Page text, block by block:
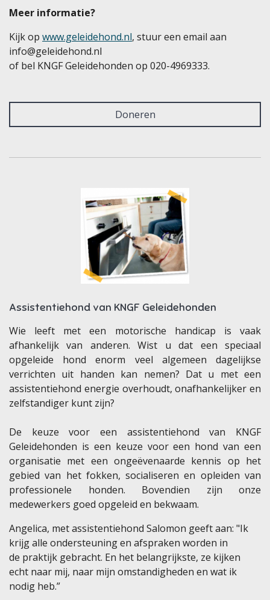
Meer informatie?
Kijk op www.geleidehond.nl, stuur een email aan
info@geleidehond.nl
of bel KNGF Geleidehonden op 020-4969333.
Doneren
Assistentiehond van KNGF Geleidehonden
Wie leeft met een motorische handicap is vaak
afhankelijk van anderen. Wist u dat een speciaal
opgeleide hond enorm veel algemeen dagelijkse
verrichten uit handen kan nemen? Dat u met een
assistentiehond energie overhoudt, onafhankelijker en
zelfstandiger kunt zijn?
De keuze voor een assistentiehond van KNGF
Geleidehonden is een keuze voor een hond van een
organisatie met een ongeëvenaarde kennis op het
gebied van het fokken, socialiseren en opleiden van
professionele honden. Bovendien zijn onze
medewerkers goed opgeleid en bekwaam.
Angelica, met assistentiehond Salomon geeft aan: "Ik
krijg alle ondersteuning en afspraken worden in
de praktijk gebracht. En het belangrijkste, ze kijken
echt naar mij, naar mijn omstandigheden en wat ik
nodig heb.”